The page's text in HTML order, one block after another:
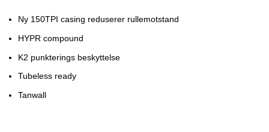
Ny 150TPI casing reduserer rullemotstand
HYPR compound
K2 punkterings beskyttelse
Tubeless ready
Tanwall